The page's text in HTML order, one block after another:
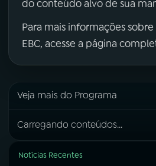
do conteúdo alvo de sua
Para mais informações
EBC, acesse a página
Veja mais do Programa
Carregando conteúdos...
Notícias Recentes